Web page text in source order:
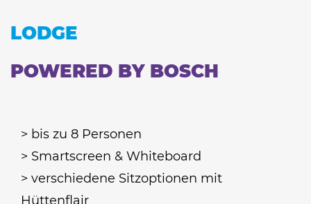
LODGE
POWERED BY BOSCH
> bis zu 8 Personen
> Smartscreen & Whiteboard
> verschiedene Sitzoptionen mit
Hüttenflair